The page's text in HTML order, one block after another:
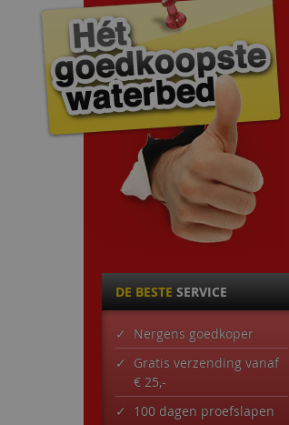
DE BESTE SERVICE
Nergens goedkoper
Gratis verzending vanaf
€ 25,-
100 dagen proefslapen